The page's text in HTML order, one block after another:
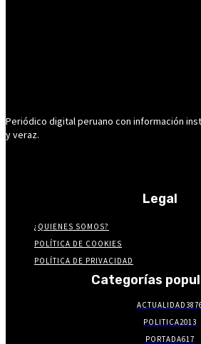
Periódico digital peruano con información
y veraz.
Legal
¿QUIENES SOMOS?
POLÍTICA DE COOKIES
POLÍTICA DE PRIVACIDAD
Categorías
ACTUALIDAD
POLITICA2013
PORTADA617